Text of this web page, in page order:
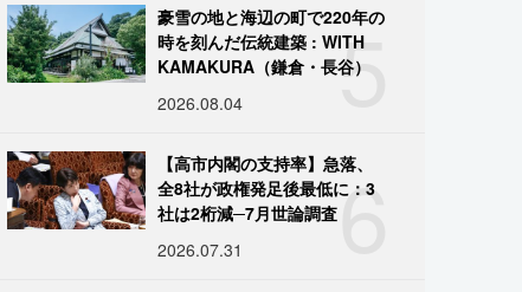
5
豪雪の地と海辺の町で220年の
時を刻んだ伝統建築 : WITH
KAMAKURA（鎌倉・長谷）
2026.08.04
6
【高市内閣の支持率】急落、
全8社が政権発足後最低に：3
社は2桁減─7月世論調査
2026.07.31